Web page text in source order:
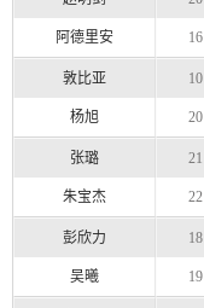
阿德里安 16
敦比亚 10
杨旭 20
张璐 21
朱宝杰 22
彭欣力 18
吴曦 19